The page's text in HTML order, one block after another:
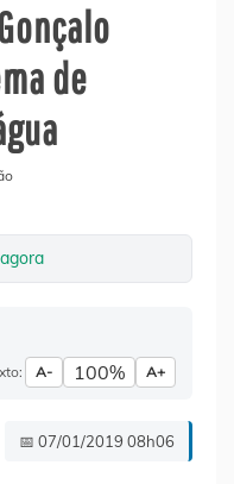
de
A- 100% A+
📅 07/01/2019 08h06